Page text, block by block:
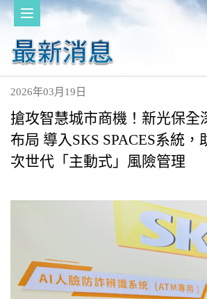
2026年03月19日
搶攻智慧城市商機！新光保全
布局 導入SKS SPACES系統
次世代「主動式」風險管理